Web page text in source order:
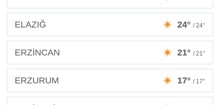
ELAZIĞ 24° / 24°
ERZİNCAN 21° / 21°
ERZURUM 17° / 17°